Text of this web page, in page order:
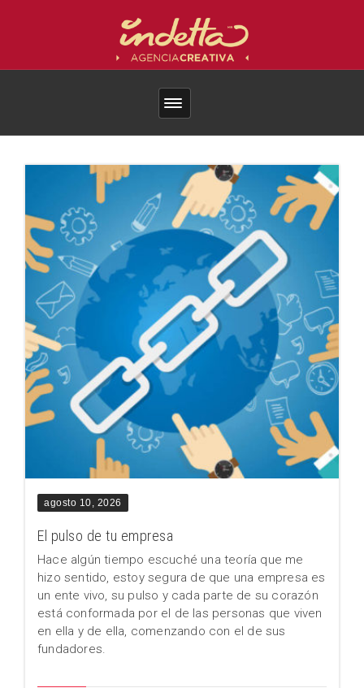
agosto 10, 2026
El pulso de tu empresa
Hace algún tiempo escuché una teoría que me
hizo sentido, estoy segura de que una empresa es
un ente vivo, su pulso y cada parte de su corazón
está conformada por el de las personas que viven
en ella y de ella, comenzando con el de sus
fundadores.